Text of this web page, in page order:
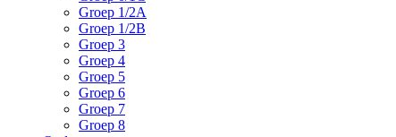
Groep 1/2A
Groep 1/2B
Groep 3
Groep 4
Groep 5
Groep 6
Groep 7
Groep 8